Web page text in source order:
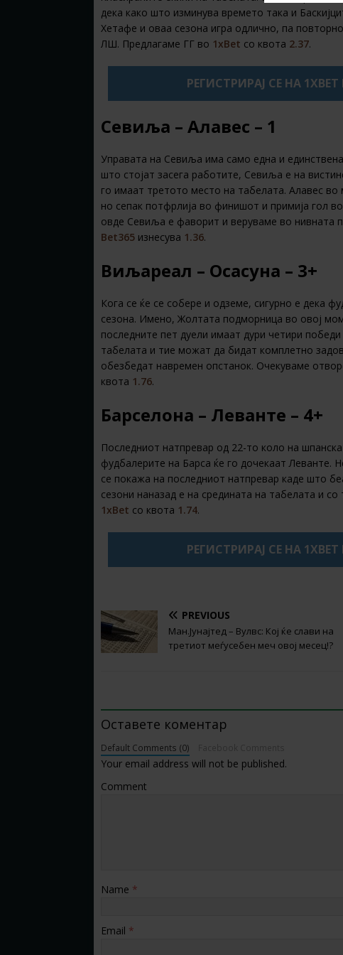
дека како што изминува времето така и
Хетафе и оваа сезона игра одлично, па
ЛШ. Предлагаме ГГ во 1xBet со квота 2.37.
РЕГИСТРИРАЈ СЕ НА
Севиља – Алавес – 1
Управата на Севиља има само една и
што стојат засега работите, Севиља е на
го имаат третото место на табелата. Алавес
но сепак потфрлија во финишот и примија гол
овде Севиља е фаворит и веруваме во нивната
Bet365 изнесува 1.36.
Виљареал – Осасуна – 3+
Кога се ќе се собере и одземе, сигурно е дека
сезона. Имено, Жолтата подморница во овој
последните пет дуели имаат дури четири
табелата и тие можат да бидат комплетно
обезбедат навремен опстанок. Очекуваме
квота 1.76.
Барселона – Леванте – 4+
Последниот натпревар од 22-то коло на
фудбалерите на Барса ќе го дочекаат
се покажа на последниот натпревар каде што
сезони наназад е на средината на табелата и
1xBet со квота 1.74.
РЕГИСТРИРАЈ СЕ НА
PREVIOUS
Ман.Јунајтед – Вулвс: Кој ќе слави на
третиот меѓусебен меч овој месец!?
Оставете коментар
Default Comments (0)
Your email address will not be published.
Comment
Name *
Email *